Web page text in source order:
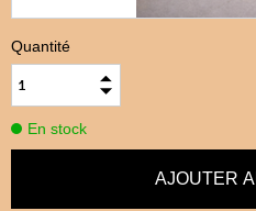
Quantité
En stock